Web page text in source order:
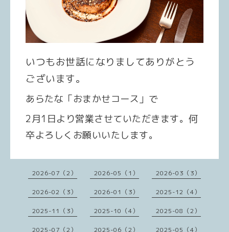
いつもお世話になりましてありがとう
ございます。
あらたな「おまかせコース」で
2月1日より営業させていただきます。何
卒よろしくお願いいたします。
2026-07（2） 2026-05（1） 2026-03（3）
2026-02（3） 2026-01（3） 2025-12（4）
2025-11（3） 2025-10（4） 2025-08（2）
2025-07（2） 2025-06（2） 2025-05（4）